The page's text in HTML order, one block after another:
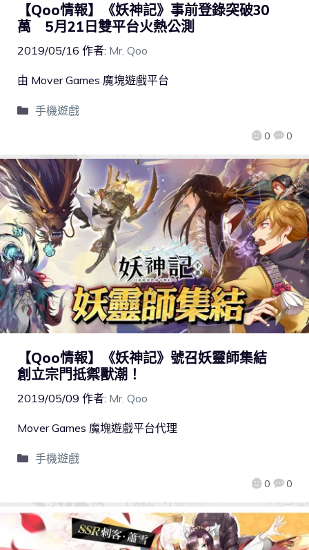
【Qoo情報】《妖神記》事前登錄突破30
萬 5月21日雙平台火熱公測
2019/05/16 作者: Mr. Qoo
0 0
由 Mover Games 魔塊遊戲平台
手機遊戲
【Qoo情報】《妖神記》號召妖靈師集結
創立宗門抵禦獸潮！
2019/05/09 作者: Mr. Qoo
0 0
Mover Games 魔塊遊戲平台代理
手機遊戲